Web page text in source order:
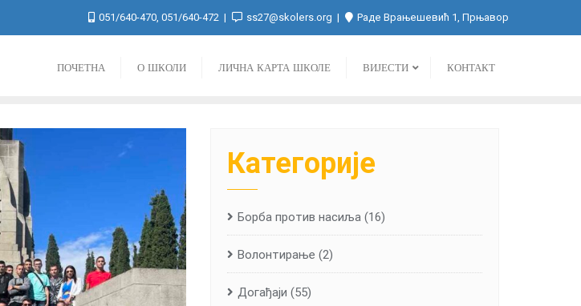
051/640-470, 051/640-472 ss27@skolers.org Раде Врањешевић 1, Прњавор
ПОЧЕТНА О ШКОЛИ ЛИЧНА КАРТА ШКОЛЕ ВИЈЕСТИ КОНТАКТ
Категорије
Борба против насиља (16)
Волонтирање (2)
Догађаји (55)